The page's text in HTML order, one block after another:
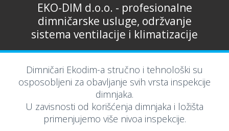
EKO-DIM d.o.o. - profesionalne
dimničarske usluge, održvanje
sistema ventilacije i klimatizacije
Dimničari Ekodim-a stručno i tehnološki su
osposobljeni za obavljanje svih vrsta inspekcije
dimnjaka.
U zavisnosti od korišćenja dimnjaka i ložišta
primenjujemo više nivoa inspekcije.